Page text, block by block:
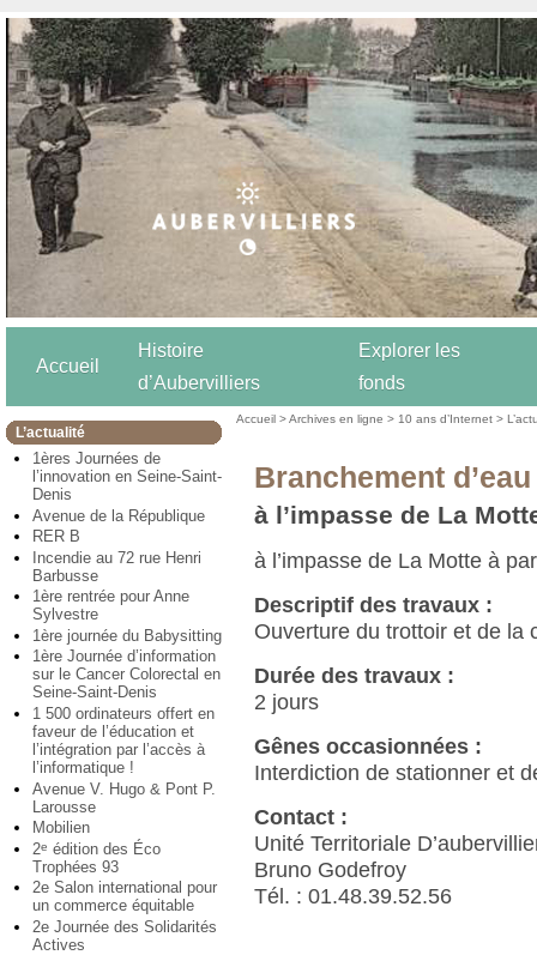
Accueil
Histoire
d’Aubervilliers
Explorer les
fonds
L’actualité
1ères Journées de
l’innovation en Seine-Saint-
Denis
Avenue de la République
RER B
Incendie au 72 rue Henri
Barbusse
1ère rentrée pour Anne
Sylvestre
1ère journée du Babysitting
1ère Journée d’information
sur le Cancer Colorectal en
Seine-Saint-Denis
1 500 ordinateurs offert en
faveur de l’éducation et
l’intégration par l’accès à
l’informatique !
Avenue V. Hugo & Pont P.
Larousse
Mobilien
2e édition des Éco
Trophées 93
2e Salon international pour
un commerce équitable
2e Journée des Solidarités
Actives
Accueil >Archives en ligne > 10 ans d’Internet >
Branchement d’eau
à l’impasse de La
à l’impasse de La Motte à
Descriptif des travaux :
Ouverture du trottoir et de la
Durée des travaux :
2 jours
Gênes occasionnées :
Interdiction de stationner et
Contact :
Unité Territoriale
Bruno Godefroy
Tél. : 01.48.39.52.56